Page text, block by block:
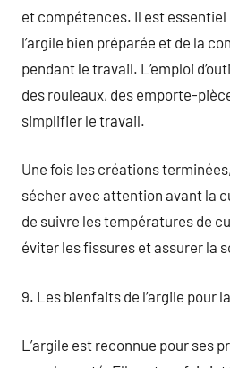
et compétences. Il est
l’argile bien préparée et de la
pendant le travail. L’emploi
des rouleaux, des emporte-
simplifier le travail.
Une fois les créations
sécher avec attention avant la
de suivre les températures de
éviter les fissures et assurer la
9. Les bienfaits de l’argile pour
L’argile est reconnue pour ses